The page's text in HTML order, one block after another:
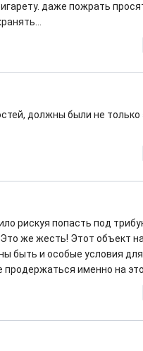
даже пожрать
должны были не только
рискуя попасть под
же жесть! Этот объект
быть и особые условия для
именно на